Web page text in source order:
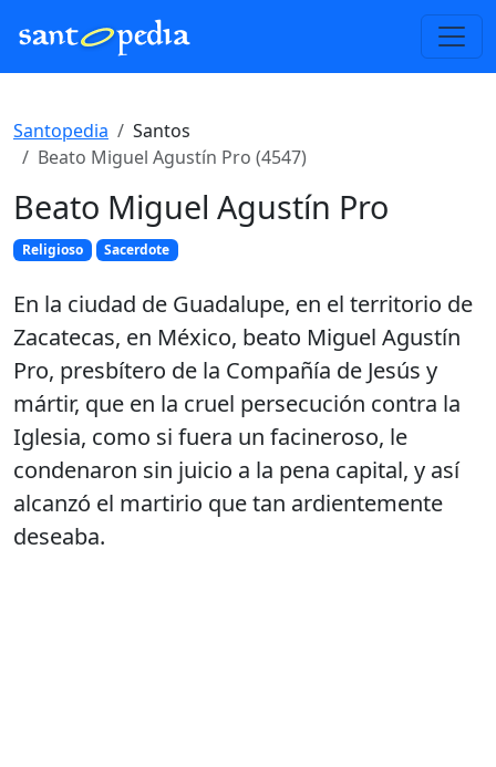
Santopedia
Santos
Beato Miguel Agustín Pro (4547)
Beato Miguel Agustín Pro
Religioso Sacerdote
En la ciudad de Guadalupe, en el territorio de
Zacatecas, en México, beato Miguel Agustín
Pro, presbítero de la Compañía de Jesús y
mártir, que en la cruel persecución contra la
Iglesia, como si fuera un facineroso, le
condenaron sin juicio a la pena capital, y así
alcanzó el martirio que tan ardientemente
deseaba.